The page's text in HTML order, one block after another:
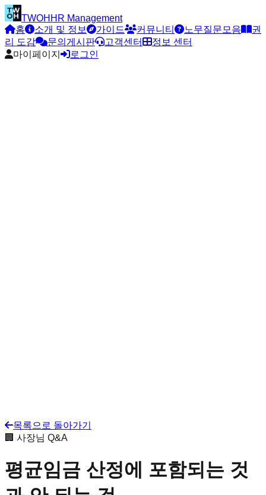
TWOH HR Management
홈
소개 및 정보 가이드 커뮤니티 노무질문모음
권
리 도감
문의게시판 고객센터
정보 센터
마이페이지
로그인
목록으로 돌아가기
🏢 사장님 Q&A
평균임금 산정에 포함되는 것